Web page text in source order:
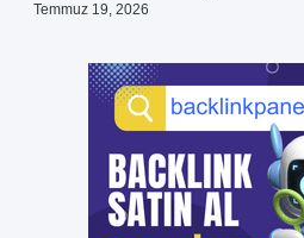
Temmuz 19, 2026